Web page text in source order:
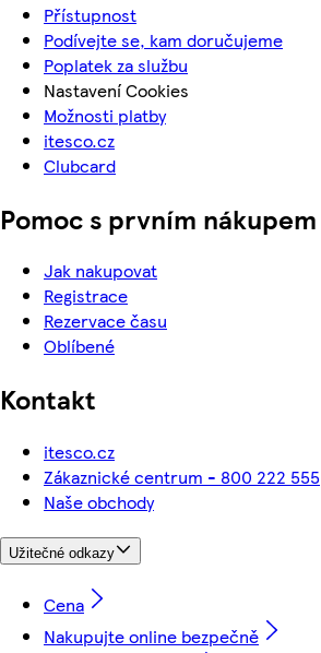
Přístupnost
Podívejte se, kam doručujeme
Poplatek za službu
Nastavení Cookies
Možnosti platby
itesco.cz
Clubcard
Pomoc s prvním nákupem
Jak nakupovat
Registrace
Rezervace času
Oblíbené
Kontakt
itesco.cz
Zákaznické centrum - 800 222 555
Naše obchody
Užitečné odkazy
Cena
Nakupujte online bezpečně